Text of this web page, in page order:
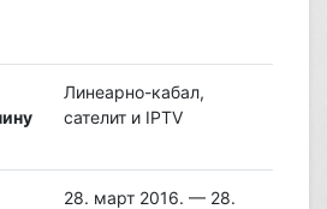
Линеарно-кабал,
сателит и IPTV
28. март 2016. — 28.